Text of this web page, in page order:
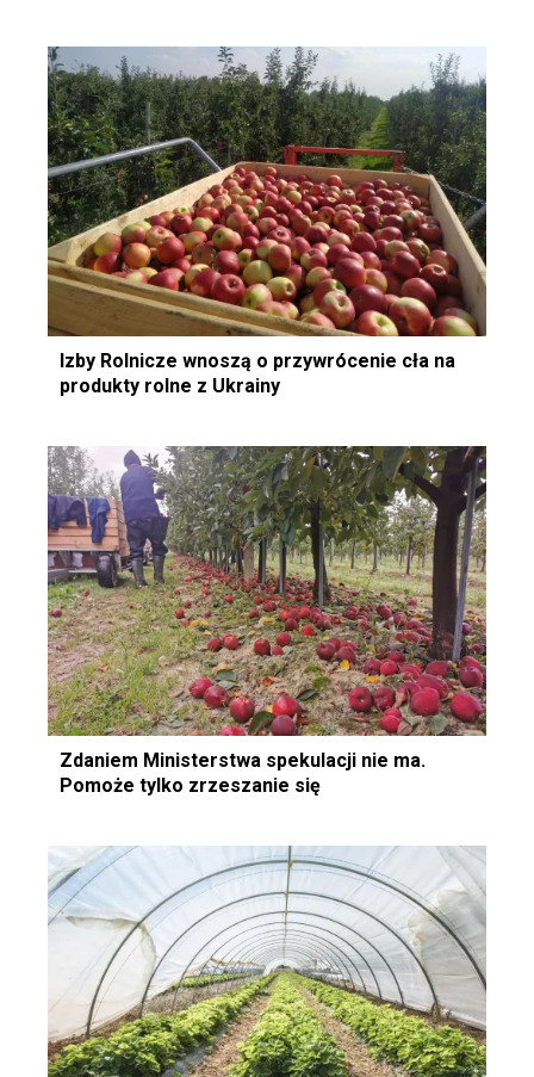
Izby Rolnicze wnoszą o przywrócenie cła na
produkty rolne z Ukrainy
Zdaniem Ministerstwa spekulacji nie ma.
Pomoże tylko zrzeszanie się